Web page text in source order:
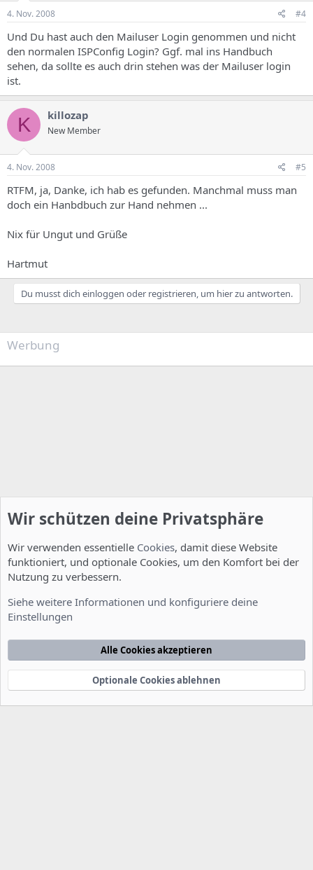
4. Nov. 2008 #4
Und Du hast auch den Mailuser Login genommen und nicht
den normalen ISPConfig Login? Ggf. mal ins Handbuch
sehen, da sollte es auch drin stehen was der Mailuser login
ist.
K killozap
New Member
4. Nov. 2008 #5
RTFM, ja, Danke, ich hab es gefunden. Manchmal muss man
doch ein Hanbdbuch zur Hand nehmen ...
Nix für Ungut und Grüße
Hartmut
Du musst dich einloggen oder registrieren, um hier zu antworten.
Werbung
Nutzungsbedingungen Datenschutzerklärung
Startseite
e
Community platform by XenForo® © 2010-2022 XenForo Ltd.
xenDach©2010-2014
Wir schützen deine Privatsphäre
Wir verwenden essentielle Cookies, damit diese Website
funktioniert, und optionale Cookies, um den Komfort bei der
Nutzung zu verbessern.
Siehe weitere Informationen und konfiguriere deine
Einstellungen
Alle Cookies akzeptieren
Optionale Cookies ablehnen